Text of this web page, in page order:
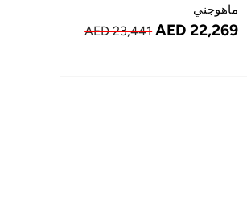
ماهوجني
AED 23,441 AED 22,269